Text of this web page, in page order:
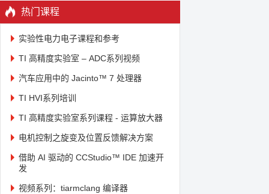
热门课程
实验性电力电子课程和参考
TI 高精度实验室 – ADC系列视频
汽车应用中的 Jacinto™ 7 处理器
TI HVI系列培训
TI 高精度实验室系列课程 - 运算放大器
电机控制之旋变及位置反馈解决方案
借助 AI 驱动的 CCStudio™ IDE 加速开
发
视频系列：tiarmclang 编译器